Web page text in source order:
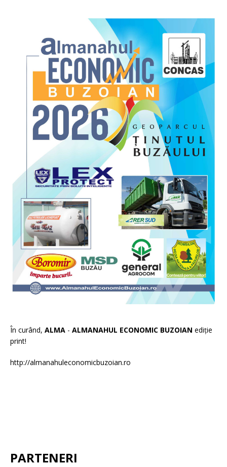
În curând, ALMA - ALMANAHUL ECONOMIC BUZOIAN ediție
print!
http://almanahuleconomicbuzoian.ro
PARTENERI